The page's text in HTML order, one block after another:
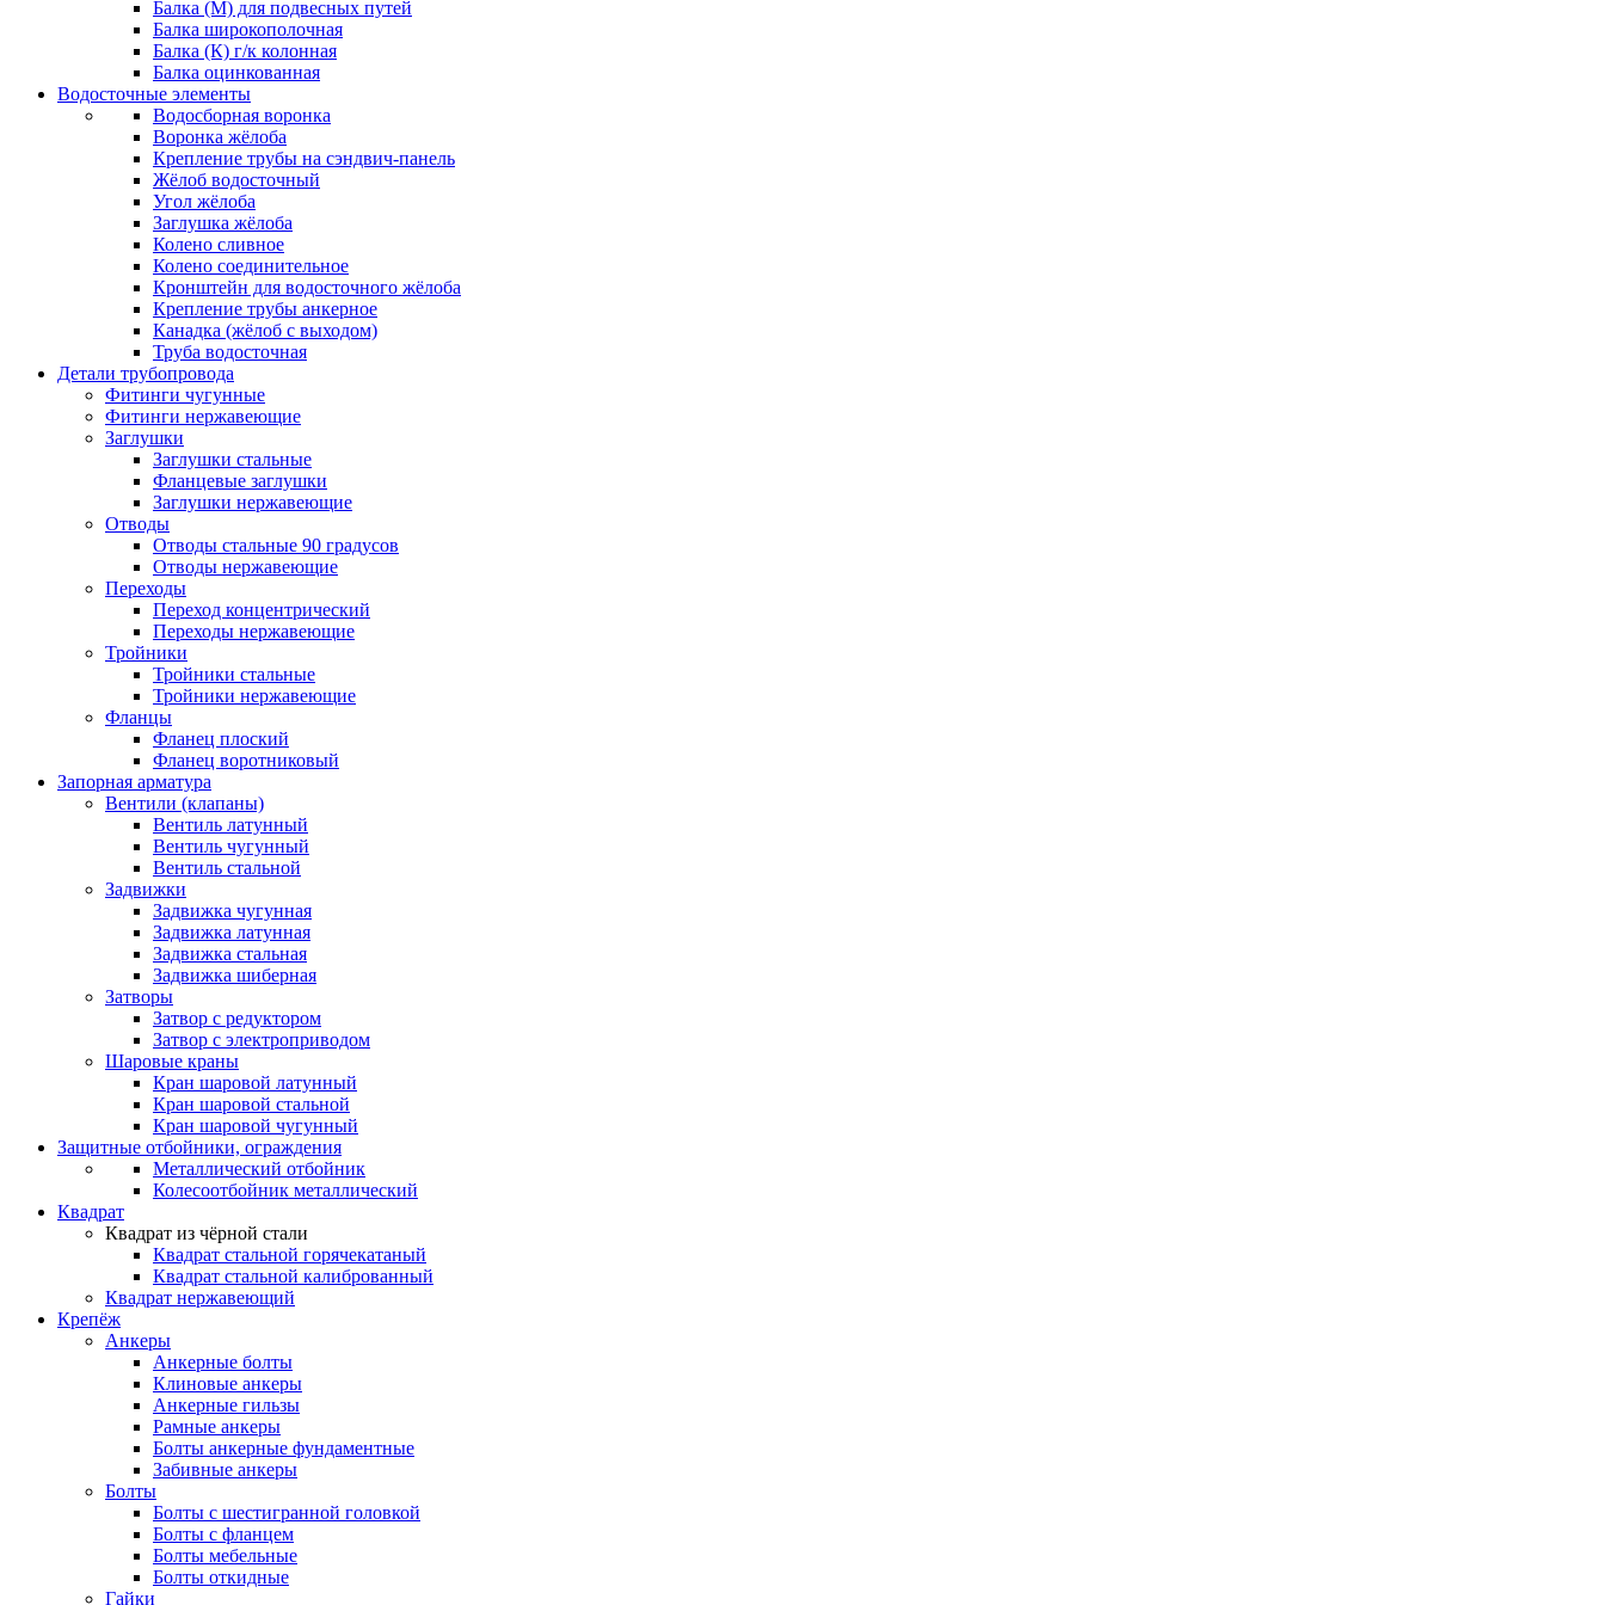
Балка (М) для подвесных путей
Балка широкополочная
Балка (К) г/к колонная
Балка оцинкованная
Водосточные элементы
Водосборная воронка
Воронка жёлоба
Крепление трубы на сэндвич-панель
Жёлоб водосточный
Угол жёлоба
Заглушка жёлоба
Колено сливное
Колено соединительное
Кронштейн для водосточного жёлоба
Крепление трубы анкерное
Канадка (жёлоб с выходом)
Труба водосточная
Детали трубопровода
Фитинги чугунные
Фитинги нержавеющие
Заглушки
Заглушки стальные
Фланцевые заглушки
Заглушки нержавеющие
Отводы
Отводы стальные 90 градусов
Отводы нержавеющие
Переходы
Переход концентрический
Переходы нержавеющие
Тройники
Тройники стальные
Тройники нержавеющие
Фланцы
Фланец плоский
Фланец воротниковый
Запорная арматура
Вентили (клапаны)
Вентиль латунный
Вентиль чугунный
Вентиль стальной
Задвижки
Задвижка чугунная
Задвижка латунная
Задвижка стальная
Задвижка шиберная
Затворы
Затвор с редуктором
Затвор с электроприводом
Шаровые краны
Кран шаровой латунный
Кран шаровой стальной
Кран шаровой чугунный
Защитные отбойники, ограждения
Металлический отбойник
Колесоотбойник металлический
Квадрат
Квадрат из чёрной стали
Квадрат стальной горячекатаный
Квадрат стальной калиброванный
Квадрат нержавеющий
Крепёж
Анкеры
Анкерные болты
Клиновые анкеры
Анкерные гильзы
Рамные анкеры
Болты анкерные фундаментные
Забивные анкеры
Болты
Болты с шестигранной головкой
Болты с фланцем
Болты мебельные
Болты откидные
Гайки